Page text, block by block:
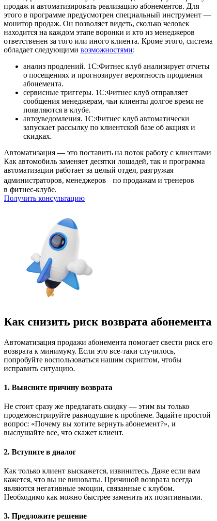
продаж и автоматизировать реализацию абонементов. Для
этого в программе предусмотрен специальный инструмент —
монитор продаж. Он позволяет видеть, сколько человек
находится на каждом этапе воронки и кто из менеджеров
ответственен за того или иного клиента. Кроме этого, система
обладает следующими возможностями:
анализ продлений. 1С:Фитнес клуб анализирует отчеты
о посещениях и прогнозирует вероятность продления
абонемента.
сервисные триггеры. 1С:Фитнес клуб отправляет
сообщения менеджерам, чьи клиенты долгое время не
появляются в клубе.
автоуведомления. 1С:Фитнес клуб автоматически
запускает рассылку по клиентской базе об акциях и
скидках.
Автоматизация — это поставить на поток работу с клиентами
Как автомобиль заменяет десятки лошадей, так и программа
автоматизации работает за целый отдел, разгружая
администраторов, менеджеров по продажам и тренеров
в фитнес-клубе.
Получить консультацию
Как снизить риск возврата абонемента
Автоматизация продажи абонемента помогает свести риск его
возврата к минимуму. Если это все-таки случилось,
попробуйте воспользоваться нашим скриптом, чтобы
исправить ситуацию.
1. Выясните причину возврата
Не стоит сразу же предлагать скидку — этим вы только
продемонстрируйте равнодушие к проблеме. Задайте простой
вопрос: «Почему вы хотите вернуть абонемент?», и
выслушайте все, что скажет клиент.
2. Вступите в диалог
Как только клиент выскажется, извинитесь. Даже если вам
кажется, что вы не виноваты. Причиной возврата всегда
являются негативные эмоции, связанные с клубом.
Необходимо как можно быстрее заменить их позитивными.
3. Предложите решение